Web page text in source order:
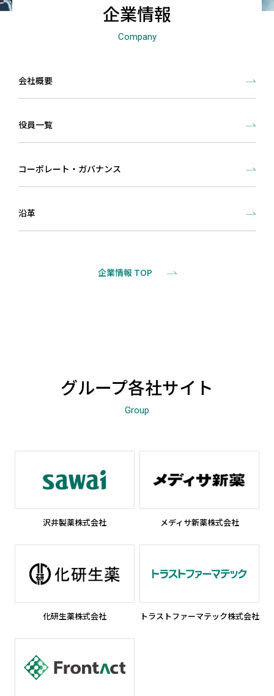
企業情報
Company
会社概要
役員一覧
コーポレート・ ガバナンス
沿革
企業情報 TOP
グループ各社サイト
Group
沢井製薬株式会社 新しいウィンドウで開きます
メディサ新薬株式会社新しいウ
化研生薬株式会社 新しいウィンドウで開きます
トラストファーマテック株式会社新